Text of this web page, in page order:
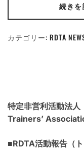
続き
カテゴリー: RDTA
特定非営利活動法
Trainers’
■RDTA活動報告（ト